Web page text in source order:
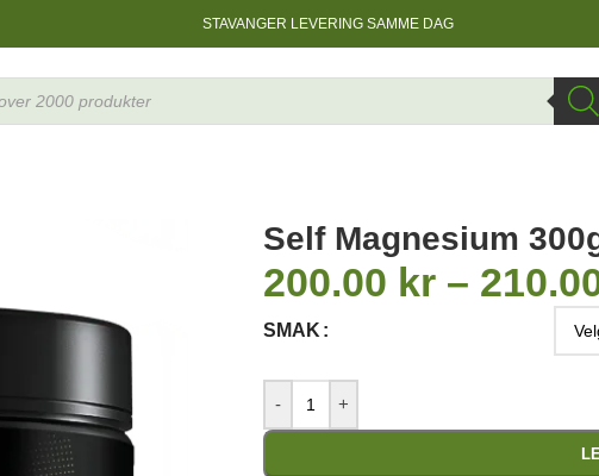
STAVANGER LEVERING SAMME DAG
Self Magnesium
200.00 kr –
SMAK
- +